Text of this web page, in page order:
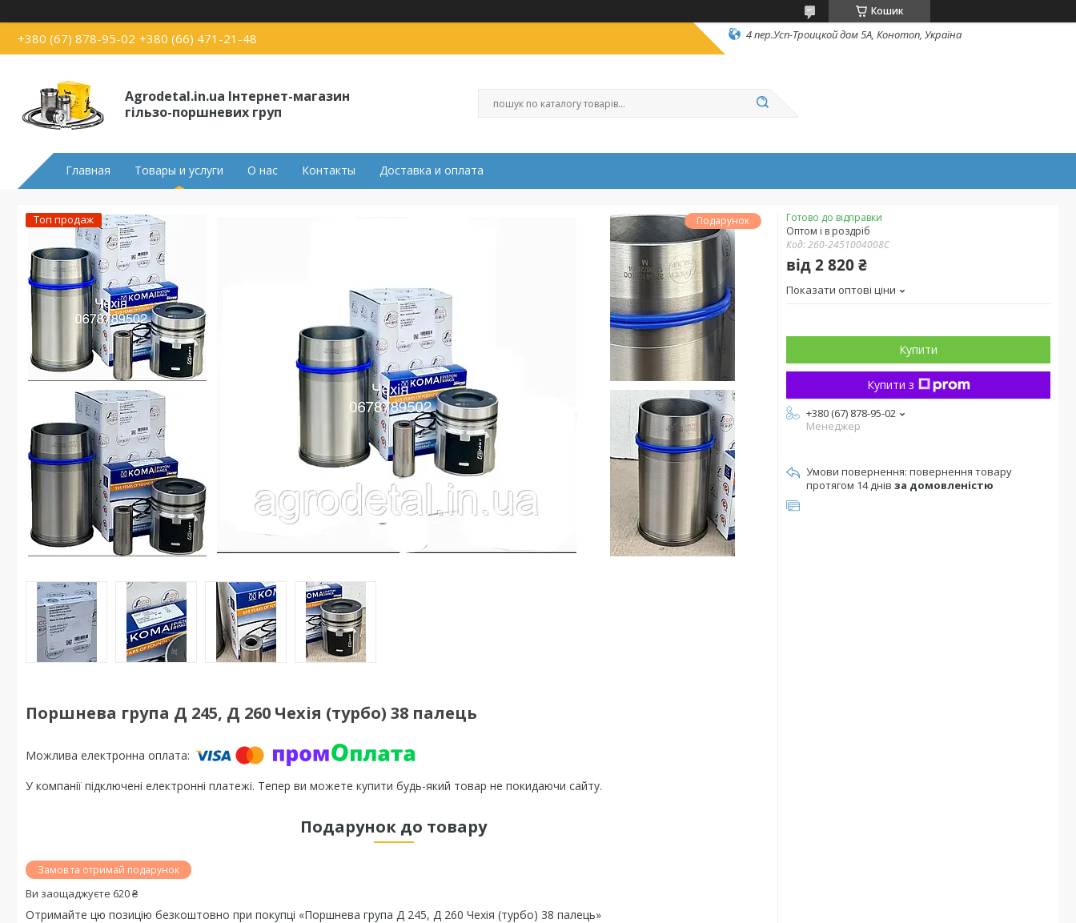
Кошик
+380 (67) 878-95-02 +380 (66) 471-21-48 4 пер.Усп-Троицкой дом 5А, Конотоп, Україна
Agrodetal.in.ua Інтернет-магазин
гільзо-поршневих груп
Главная Товары и услуги О нас Контакты Доставка и оплата
Топ продаж Подарунок
Поршнева група Д 245, Д 260 Чехія (турбо) 38 палець
У компанії підключені електронні платежі. Тепер ви можете купити будь-який товар не покидаючи сайту.
Подарунок до товару
Замов та отримай подарунок
Ви заощаджуєте 620 ₴
Отримайте цю позицію безкоштовно при покупці «Поршнева група Д 245, Д 260 Чехія (турбо) 38 палець»
Готово до відправки
Оптом і в роздріб
Код:260-2451004008C
від2 820 ₴
Показати оптові ціни
Купити
Купити з
+380 (67) 878-95-02
Менеджер
повернення товару
протягом 14 днів за домовленістю